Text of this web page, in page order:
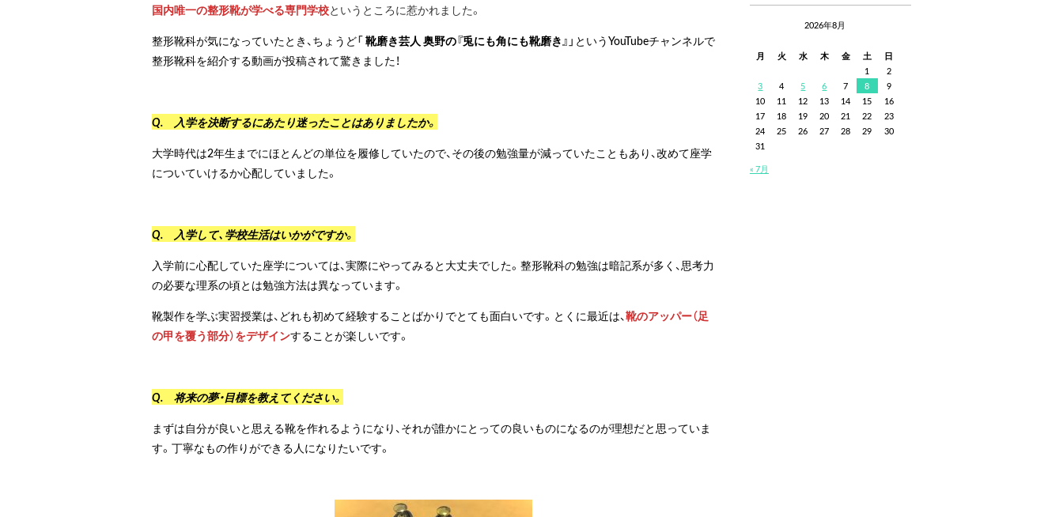
国内唯一の整形靴が学べる専門学校というところに惹かれました。
整形靴科が気になっていたとき、ちょうど「靴磨き芸人 奥野の『兎にも角にも靴磨き』 」 というYouTubeチャンネルで
整形靴科を紹介する動画が投稿されて驚きました！
Q. 入学を決断するにあたり迷ったことはありましたか。
大学時代は2年生までにほとんどの単位を履修していたので、その後の勉強量が減っていたこともあり、改めて座学
についていけるか心配していました。
Q. 入学して、学校生活はいかがですか。
入学前に心配していた座学については、実際にやってみると大丈夫でした。整形靴科の勉強は暗記系が多く、思考力
の必要な理系の頃とは勉強方法は異なっています。
靴製作を学ぶ実習授業は、どれも初めて経験することばかりでとても面白いです。とくに最近は、靴のアッパー（足
の甲を覆う部分）をデザインすることが楽しいです。
Q. 将来の夢・目標を教えてください。
まずは自分が良いと思える靴を作れるようになり、それが誰かにとっての良いものになるのが理想だと思っていま
す。丁寧なもの作りができる人になりたいです。
2026年8月
月 火 水 木 金 土
日
1
2
3
4 5 6 7 8
9
10
11 12 13 14 15
16
17
18 19 20 21 22
23
24
25 26 27 28 29
30
31
« 7月